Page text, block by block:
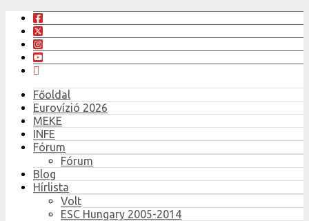
Főoldal
Eurovízió 2026
MEKE
INFE
Fórum
Fórum
Blog
Hírlista
Volt
ESC Hungary 2005-2014